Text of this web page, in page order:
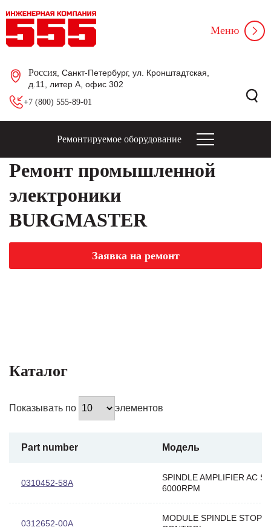
Россия , Санкт-Петербург, ул. Кронштадтская,
д.11, литер А, офис 302
+7 (800) 555-89-01
Меню
Ремонтируемое оборудование
Ремонт промышленной
электроники
BURGMASTER
Заявка на ремонт
Каталог
Показывать по элементов
Part number Модель
0310452-58A
SPINDLE AMPLIFIER AC
6000RPM
0312652-00A
MODULE SPINDLE STOP